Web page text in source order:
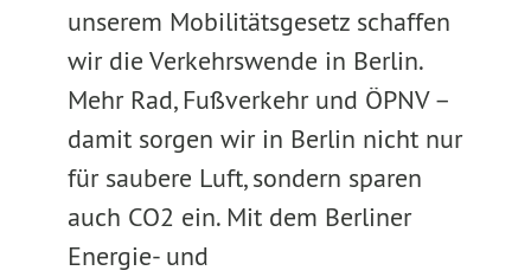
unserem Mobilitätsgesetz schaffen
wir die Verkehrswende in Berlin.
Mehr Rad, Fußverkehr und ÖPNV –
damit sorgen wir in Berlin nicht nur
für saubere Luft, sondern sparen
auch CO2 ein. Mit dem Berliner
Energie- und